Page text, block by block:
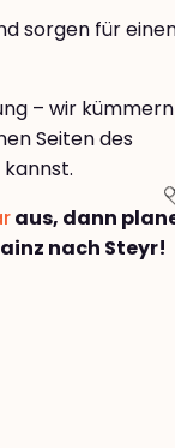
sorgen für
– wir kümmern
Seiten des
aus, dann
nach Steyr!